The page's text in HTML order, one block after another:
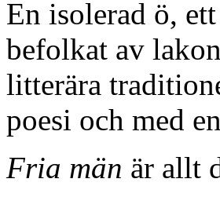
En isolerad ö,
befolkat av
litterära
poesi och med
Fria män är allt